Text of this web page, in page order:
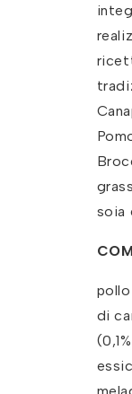
soia
di